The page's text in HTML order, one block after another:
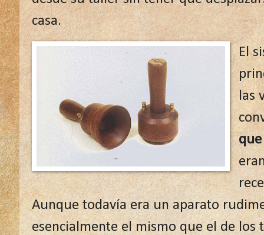
casa.
El
las
Aunque todavía era un aparato
esencialmente el mismo que el de los